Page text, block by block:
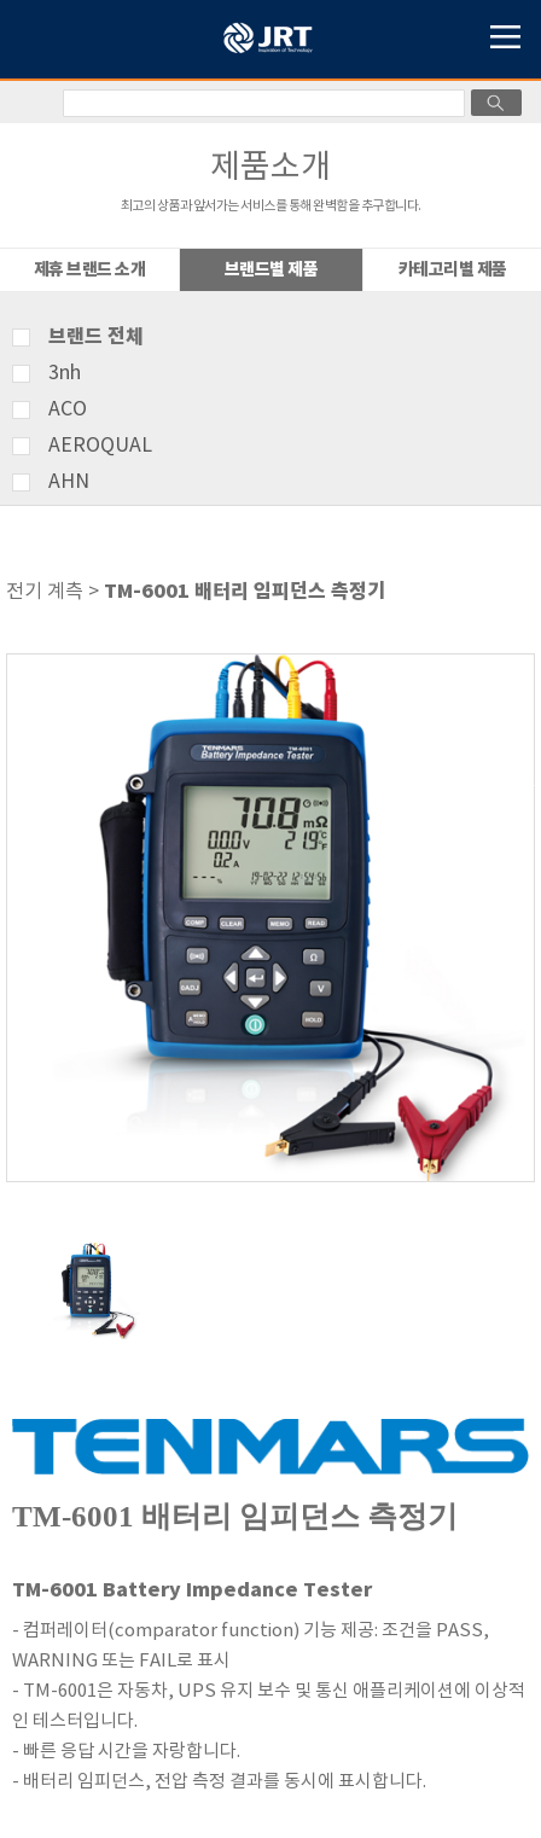
제품소개
최고의 상품과 앞서가는 서비스를 통해 완벽함을 추구합니다.
제휴 브랜드 소개 브랜드별 제품 카테고리별 제품
브랜드 전체
3nh
ACO
AEROQUAL
AHN
ATAGO
Bellingham+Stanley
BROOKFIELD
CIRRUS Research
DA METER®
Delta-OHM
DOHTOYO
DRAGER (드레가)
e-Plus Innovation
Global Water(GWI)
GREISINGER
HEIDON
IMV
INFICON
IRROMETER
KETT
KORNO
KYORITSU
Martens (GHM Group)
MEIJI TECHNO
전기 계측 > TM-6001 배터리 임피던스 측정기
TM-6001 배터리 임피던스 측정기
TM-6001 Battery Impedance Tester
- 컴퍼레이터(comparator function) 기능 제공: 조건을 PASS,
WARNING 또는 FAIL로 표시
- TM-6001은 자동차, UPS 유지 보수 및 통신 애플리케이션에 이상적
인 테스터입니다.
- 빠른 응답 시간을 자랑합니다.
- 배터리 임피던스, 전압 측정 결과를 동시에 표시합니다.